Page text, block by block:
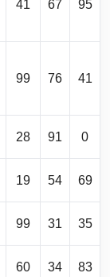
41 67 95
99 76 41
28 91 0
19 54 69
99 31 35
60 34 83